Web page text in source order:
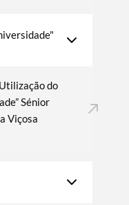
do
Sénior
Viçosa